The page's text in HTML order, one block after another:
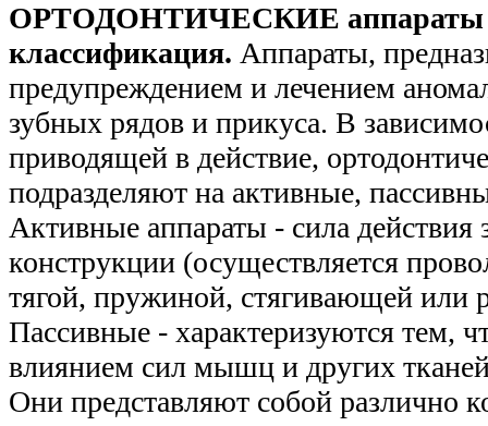
ОРТОДОНТИЧЕСКИЕ аппараты
классификация. Аппараты,
предупреждением и лечением
зубных рядов и прикуса. В
приводящей в действие,
подразделяют на активные,
Активные аппараты - сила действия
конструкции (осуществляется
тягой, пружиной, стягивающей
Пассивные - характеризуются тем,
влиянием сил мышц и других
Они представляют собой различно